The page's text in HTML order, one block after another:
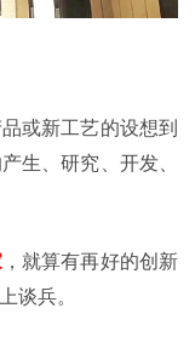
或新工艺的设想到
生、研究、开发、
，就算有再好的创新
谈兵。